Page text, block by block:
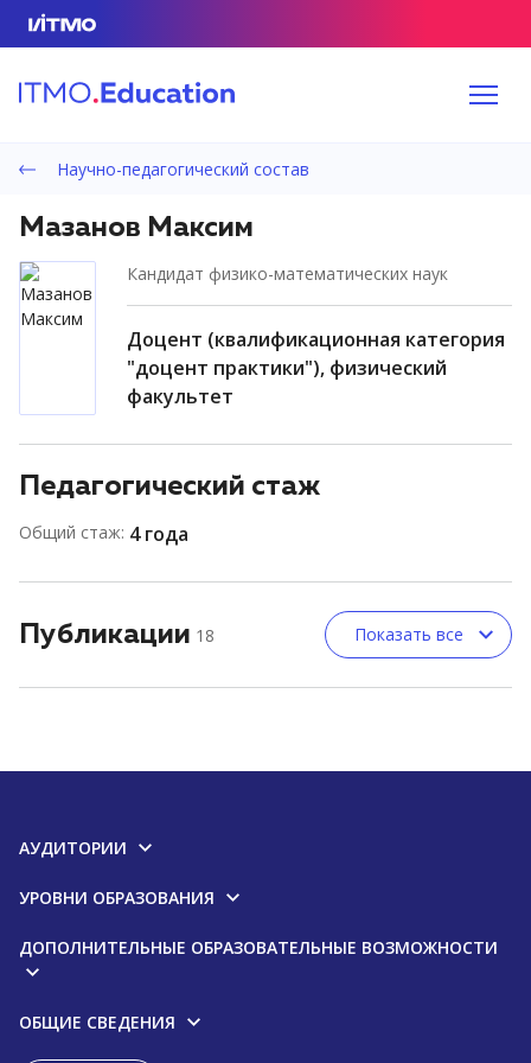
Научно-педагогический состав
Мазанов Максим
кандидат физико-математических наук
доцент (квалификационная категория
"доцент практики"), физический
факультет
Педагогический стаж
Общий стаж: 4 года
Публикации 18 Показать все
АУДИТОРИИ
УРОВНИ ОБРАЗОВАНИЯ
ДОПОЛНИТЕЛЬНЫЕ ОБРАЗОВАТЕЛЬНЫЕ ВОЗМОЖНОСТИ
ОБЩИЕ СВЕДЕНИЯ